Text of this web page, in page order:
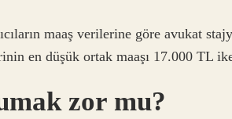
maaş verilerine göre avukat
en düşük ortak maaşı 17.000 TL
zor mu?